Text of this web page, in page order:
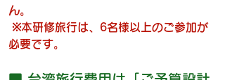
ん。
必要です。